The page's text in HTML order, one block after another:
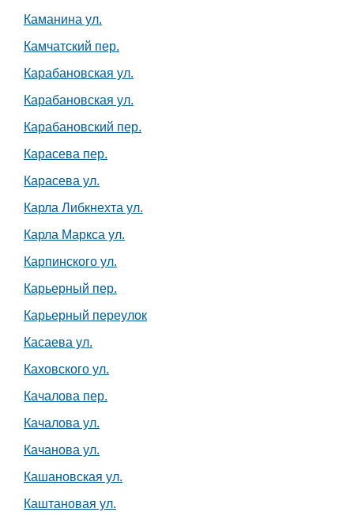
Каманина ул.
Камчатский пер.
Карабановская ул.
Карабановская ул.
Карабановский пер.
Карасева пер.
Карасева ул.
Карла Либкнехта ул.
Карла Маркса ул.
Карпинского ул.
Карьерный пер.
Карьерный переулок
Касаева ул.
Каховского ул.
Качалова пер.
Качалова ул.
Качанова ул.
Кашановская ул.
Каштановая ул.